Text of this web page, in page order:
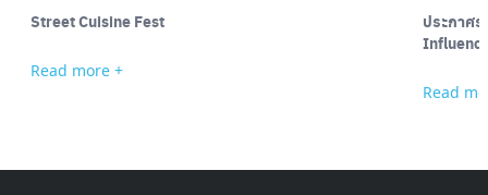
Street Cuisine Fest
Read more +
ประกาศรายชื่
Read